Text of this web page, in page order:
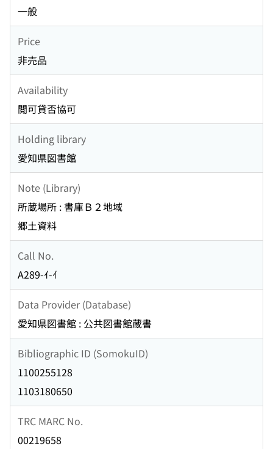
一般
Price
非売品
Availability
閲可貸否協可
Holding library
愛知県図書館
Note (Library)
所蔵場所 : 書庫Ｂ２地域
郷土資料
Call No.
A289-ｲ-ｲ
Data Provider (Database)
愛知県図書館 : 公共図書館蔵書
Bibliographic ID (SomokuID)
1100255128
1103180650
TRC MARC No.
00219658